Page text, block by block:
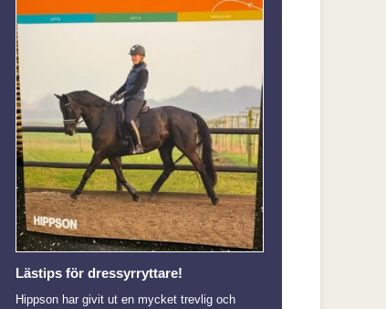
Lästips för dressyrryttare!
Hippson har givit ut en mycket trevlig och